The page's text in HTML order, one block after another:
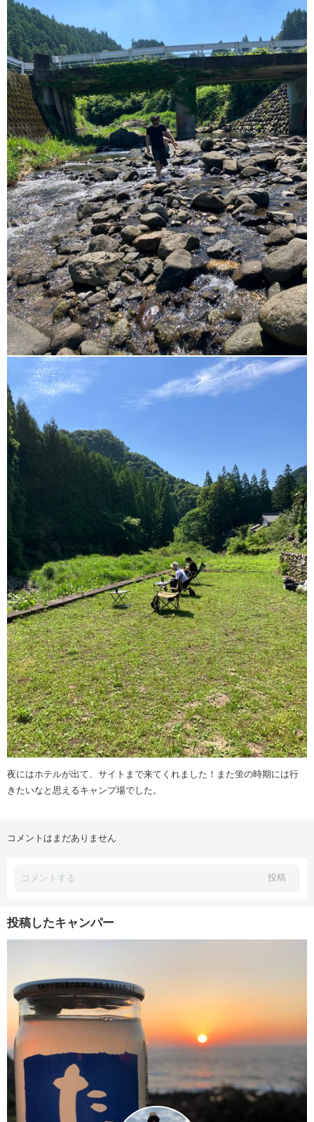
夜にはホテルが出て、サイトまで来てくれました！また蛍の時期には行
きたいなと思えるキャンプ場でした。
コメントはまだありません
投稿
投稿したキャンパー